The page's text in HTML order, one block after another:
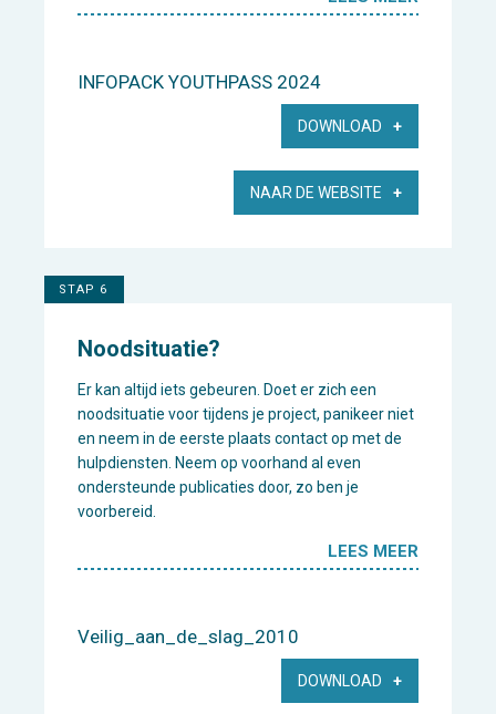
INFOPACK YOUTHPASS 2024
DOWNLOAD
NAAR DE WEBSITE
STAP 6
Noodsituatie?
Er kan altijd iets gebeuren. Doet er zich een
noodsituatie voor tijdens je project, panikeer niet
en neem in de eerste plaats contact op met de
hulpdiensten. Neem op voorhand al even
ondersteunde publicaties door, zo ben je
voorbereid.
LEES MEER
Veilig_aan_de_slag_2010
DOWNLOAD